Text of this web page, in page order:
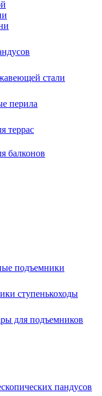
стали
перила
террас
балконов
подъемники
ступенькоходы
для подъемников
пандусов